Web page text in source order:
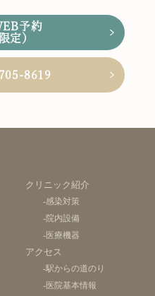
予約
定）
8619
クリニック紹介
-感染対策
-院内設備
-医療機器
アクセス
-駅からの道のり
-医院基本情報